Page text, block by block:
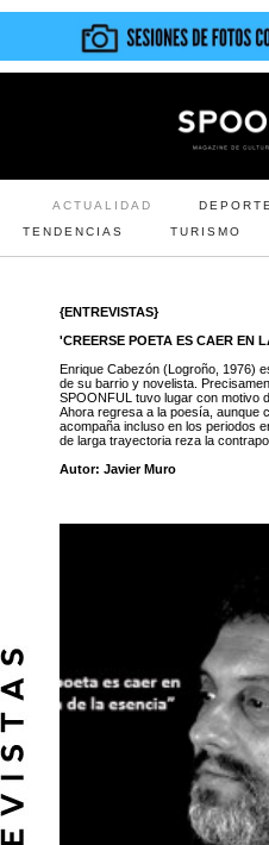
ACTUALIDAD DEPORTE
TENDENCIAS
TURISMO
{ENTREVISTAS}
'CREERSE POETA ES CAER EN
Enrique Cabezón (Logroño, 1976)
de su barrio y novelista.
SPOONFUL tuvo lugar con motivo
Ahora regresa a la poesía, aunque
acompaña incluso en los periodos
de larga trayectoria reza la
Autor: Javier Muro